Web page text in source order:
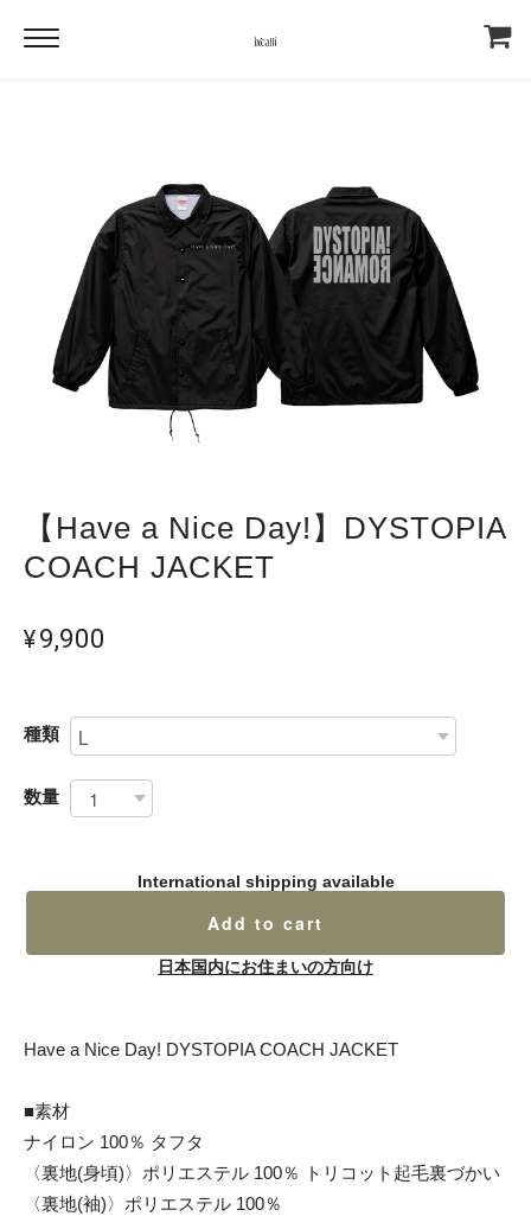
【Have a Nice Day!】DYSTOPIA
COACH JACKET
¥9,900
種類
数量
International shipping available
Add to cart
日本国内にお住まいの方向け
Have a Nice Day! DYSTOPIA COACH JACKET
■素材
ナイロン 100％ タフタ
〈裏地(身頃)〉ポリエステル 100％ トリコット起毛裏づかい
〈裏地(袖)〉ポリエステル 100％